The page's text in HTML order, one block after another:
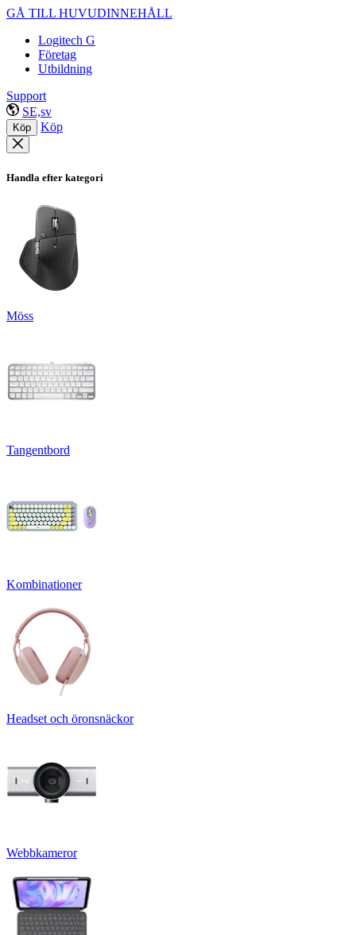
GÅ TILL HUVUDINNEHÅLL
Logitech G
Företag
Utbildning
Support
SE,sv
Köp Köp
Handla efter kategori
Möss
Tangentbord
Kombinationer
Headset och öronsnäckor
Webbkameror